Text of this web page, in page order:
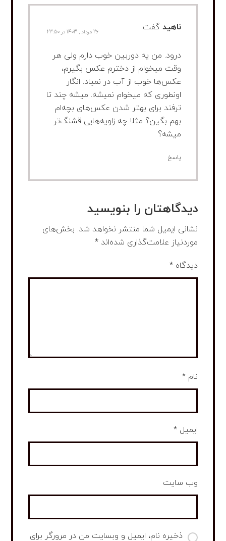
ناهید گفت: 26 مرداد , 1403 در 23:50
درود. من یه دوربین خوب دارم ولی هر
وقت میخوام از دخترم عکس بگیرم،
عکس‌ها خوب از آب در نمیاد. انگار
اونطوری که میخوام نمیشه. میشه چند تا
ترفند برای بهتر شدن عکس‌های بچه‌ام
بهم بگین؟ مثلا چه زاویه‌هایی قشنگ‌تر
میشه؟
پاسخ
دیدگاهتان را بنویسید
نشانی ایمیل شما منتشر نخواهد شد. بخش‌های
موردنیاز علامت‌گذاری شده‌اند*
دیدگاه*
نام*
ایمیل*
وب‌ سایت
ذخیره نام، ایمیل و وبسایت من در مرورگر برای